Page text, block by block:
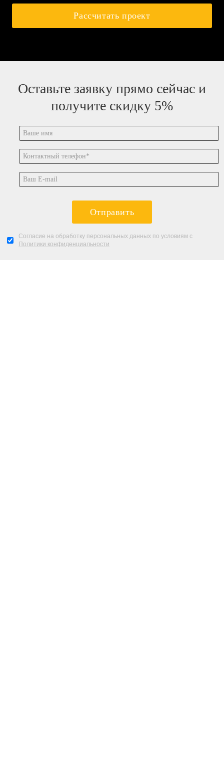
Рассчитать проект
Оставьте заявку прямо сейчас и
получите скидку 5%
Отправить
Согласие на обработку персональных данных по условиям с
Политики конфиденциальности